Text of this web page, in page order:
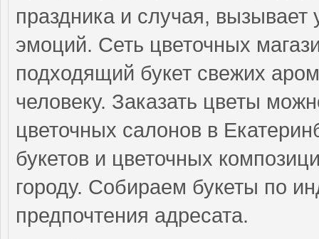
праздника и случая,
эмоций. Сеть цветочных
подходящий букет свежих
человеку. Заказать цветы
цветочных салонов в
букетов и цветочных
городу. Собираем букеты по
предпочтения адресата.